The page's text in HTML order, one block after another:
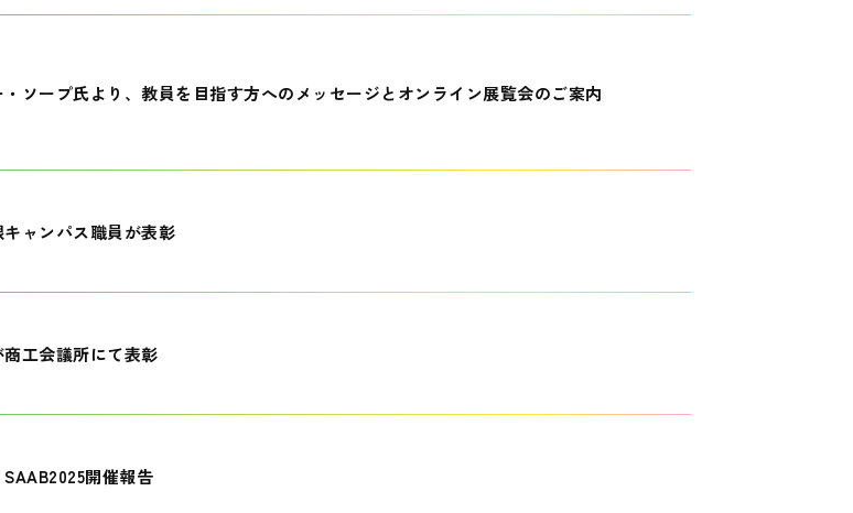
ソープ氏より、教員を目指す方へのメッセージとオンライン展覧会のご案内
ャンパス職員が表彰
工会議所にて表彰
開催報告